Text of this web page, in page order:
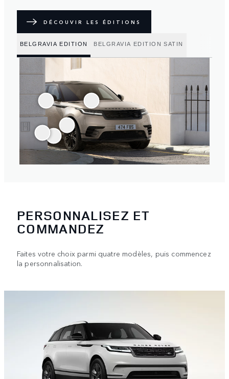
DÉCOUVIR LES ÉDITIONS
BELGRAVIA EDITION BELGRAVIA EDITION SATIN
PERSONNALISEZ ET
COMMANDEZ
Faites votre choix parmi quatre modèles, puis commencez
la personnalisation.